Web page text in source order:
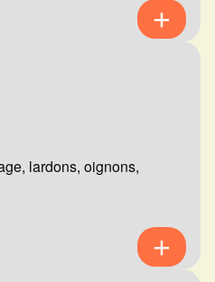
lardons, oignons,